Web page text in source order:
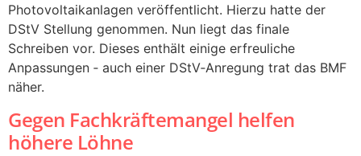
Photovoltaikanlagen veröffentlicht. Hierzu hatte der
DStV Stellung genommen. Nun liegt das finale
Schreiben vor. Dieses enthält einige erfreuliche
Anpassungen ‑ auch einer DStV‑Anregung trat das BMF
näher.
Gegen Fachkräftemangel helfen
höhere Löhne